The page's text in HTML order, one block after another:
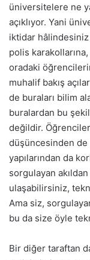
üniversitelere ne
açıklıyor. Yani
iktidar
polis
oradaki
muhalif bakış
de buraları bilim
buralardan bu
değildir.
düşüncesinden
yapılarından da
sorgulayan
ulaşabilirsiniz,
Ama siz,
bu da size öyle
Bir diğer taraftan